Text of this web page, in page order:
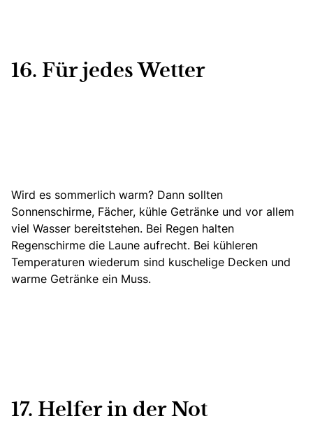
16. Für jedes Wetter
Wird es sommerlich warm? Dann sollten
Sonnenschirme, Fächer, kühle Getränke und vor allem
viel Wasser bereitstehen. Bei Regen halten
Regenschirme die Laune aufrecht. Bei kühleren
Temperaturen wiederum sind kuschelige Decken und
warme Getränke ein Muss.
17. Helfer in der Not